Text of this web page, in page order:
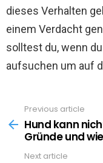
dieses Verhalten
einem Verdacht
solltest du, wenn
aufsuchen um auf
more
Previous article
Hund kann
Gründe und
Next article